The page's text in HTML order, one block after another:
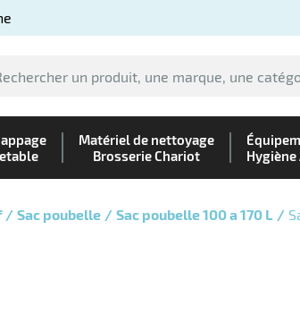
Matériel de nettoyage
Brosserie Chariot
Sac poubelle Sac poubelle 100 a 170 L